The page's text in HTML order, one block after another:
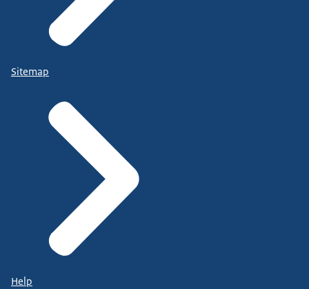
Sitemap
Help